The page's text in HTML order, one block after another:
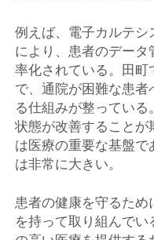
例えば、電子カルテシ
により、患者のデー
率化されている。田町
で、通院が困難な患
る仕組みが整ってい
状態が改善すること
は医療の重要な基盤
は非常に大きい。
患者の健康を守るた
を持って取り組んで